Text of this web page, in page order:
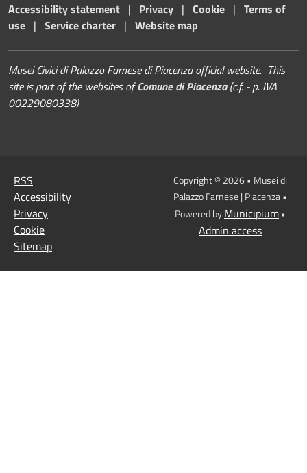
Accessibility statement | Privacy | Cookie | Terms of
use | Service charter | Website map
Musei Civici di Palazzo Farnese di Piacenza official website. This
site is part of the websites ofComune di Piacenza(c.f. - p. IVA
00229080338)
RSS
Accessibility
Privacy
Cookie
Sitemap
Copyright © 2026 • Musei di
Palazzo Farnese | Piacenza •
Powered byMunicipium•
Admin access